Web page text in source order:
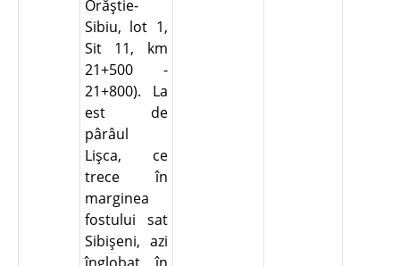
Orăştie-
Sibiu, lot 1,
Sit 11, km
21+500 -
21+800). La
est de
pârâul
Lişca, ce
trece în
marginea
fostului sat
Sibişeni, azi